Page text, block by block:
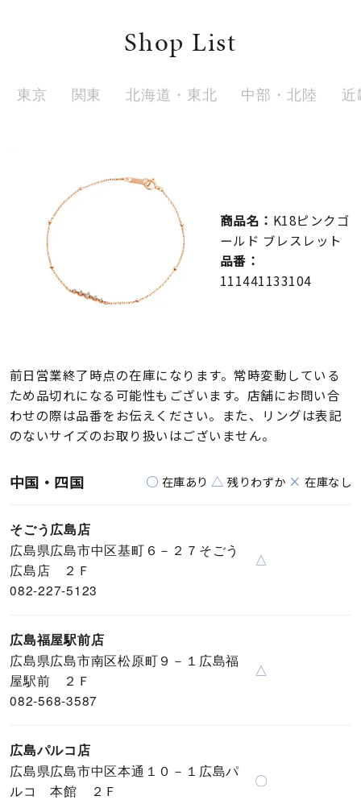
在庫ありのみ すべて表示
Shop List
東京 関東 北海道・東北 中部・北陸 近
商品名： K18ピンクゴ
ールド ブレスレット
品番：
111441133104
前日営業終了時点の在庫になります。常時変動している
ため品切れになる可能性もございます。店舗にお問い合
わせの際は品番をお伝えください。また、リングは表記
のないサイズのお取り扱いはございません。
○ 在庫あり △ 残りわずか × 在庫なし
中国・四国
そごう広島店
広島県広島市中区基町６－２７そごう
広島店 ２Ｆ
082-227-5123
△
広島福屋駅前店
広島県広島市南区松原町９－１広島福
屋駅前 ２Ｆ
082-568-3587
△
広島パルコ店
広島県広島市中区本通１０－１広島パ
ルコ 本館 ２Ｆ
〇